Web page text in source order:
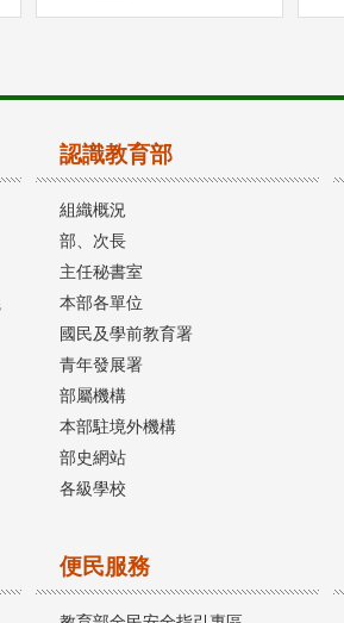
認識教育部
組織概況
部、次長
主任秘書室
本部各單位
國民及學前教育署
青年發展署
部屬機構
本部駐境外機構
部史網站
各級學校
便民服務